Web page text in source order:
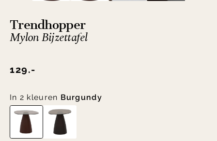
Trendhopper
Mylon Bijzettafel
129.-
In 2 kleuren Burgundy